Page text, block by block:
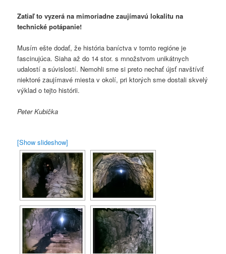
Zatiaľ to vyzerá na mimoriadne zaujímavú lokalitu na
technické potápanie!
Musím ešte dodať, že história baníctva v tomto regióne je
fascinujúca. Siaha až do 14 stor. s množstvom unikátnych
udalostí a súvislostí. Nemohli sme si preto nechať újsť navštíviť
niektoré zaujímavé miesta v okolí, pri ktorých sme dostali skvelý
výklad o tejto histórii.
Peter Kubička
[Show slideshow]